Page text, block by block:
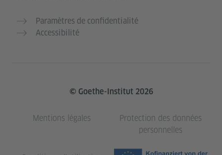
Paramètres de confidentialité
Accessibilité
© Goethe-Institut 2026
Mentions légales
Protection des données
personnelles